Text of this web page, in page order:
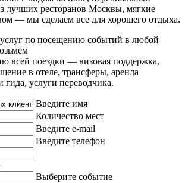
лучших ресторанов Москвы, мягкие
— мы сделаем все для хорошего отдыха.
по посещению событий в любой
всей поездки — визовая поддержка,
в отеле, трансферы, аренда
гида, услуги переводчика.
Введите имя
Количество мест
Введите e-mail
Введите телефон
Выберите событие